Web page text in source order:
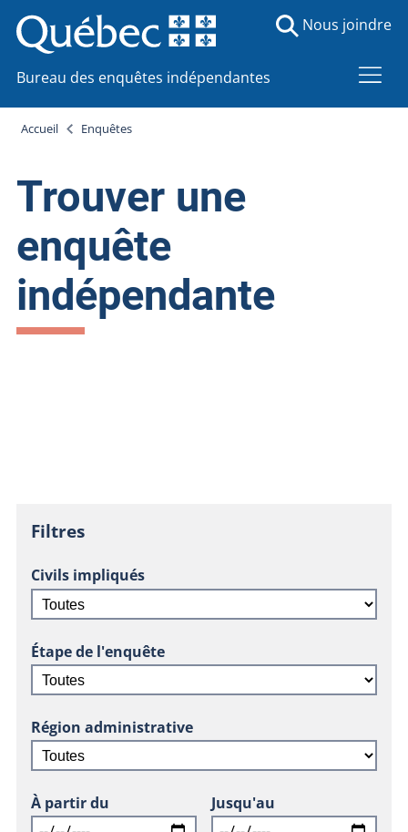
Bureau des enquêtes indépendantes
Nous joindre
Accueil Enquêtes
Trouver une
enquête
indépendante
Filtres
Civils impliqués
Étape de l'enquête
Région administrative
À partir du Jusqu'au